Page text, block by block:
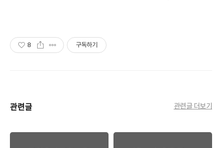
8 구독하기
관련글 관련글 더보기